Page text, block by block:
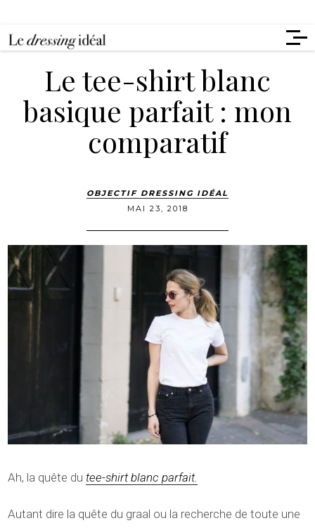
Le tee-shirt blanc
basique parfait : mon
comparatif
OBJECTIF DRESSING IDÉAL
MAI 23, 2018
Ah, la quête dutee-shirt blanc parfait.
Autant dire la quête du graal ou la recherche de toute une